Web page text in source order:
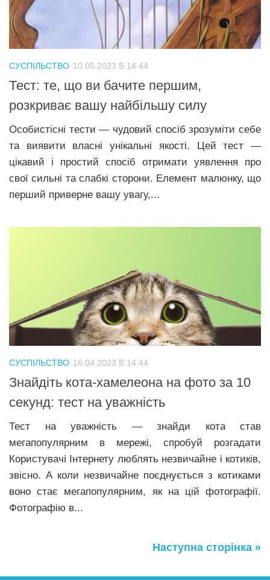
СУСПІЛЬСТВО 10.05.2023 В 14:44
Тест: те, що ви бачите першим,
розкриває вашу найбільшу силу
Особистісні тести — чудовий спосіб зрозуміти себе
та виявити власні унікальні якості. Цей тест —
цікавий і простий спосіб отримати уявлення про
свої сильні та слабкі сторони. Елемент малюнку, що
перший приверне вашу увагу,...
СУСПІЛЬСТВО 16.04.2023 В 14:44
Знайдіть кота-хамелеона на фото за 10
секунд: тест на уважність
Тест на уважність — знайди кота став
мегапопулярним в мережі, спробуй розгадати
Користувачі Інтернету люблять незвичайне і котиків,
звісно. А коли незвичайне поєднується з котиками
воно стає мегапопулярним, як на цій фотографії.
Фотографію в...
Наступна сторінка »